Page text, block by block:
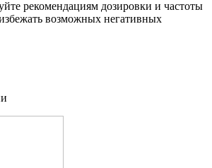
рекомендациям дозировки и частоты
возможных негативных